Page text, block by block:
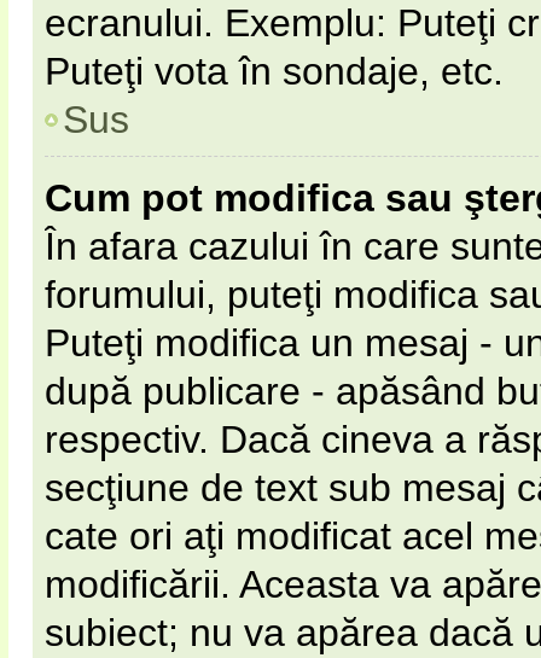
ecranului. Exemplu: Puteţi
Puteţi vota în sondaje, etc.
Sus
Cum pot modifica sau
În afara cazului în care
forumului, puteţi modifica
Puteţi modifica un mesaj -
după publicare - apăsând
respectiv. Dacă cineva a
secţiune de text sub mesaj
cate ori aţi modificat acel
modificării. Aceasta va
subiect; nu va apărea dacă